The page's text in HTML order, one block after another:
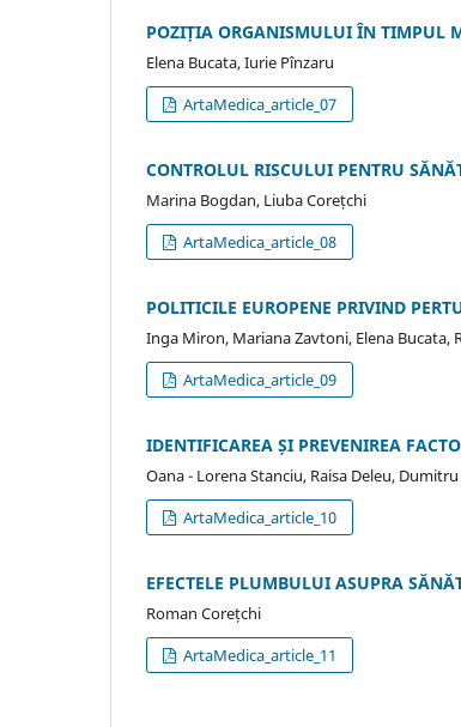
POZIȚIA ORGANISMULUI ÎN TIMPUL
Elena Bucata, Iurie Pînzaru
ArtaMedica_article_07
CONTROLUL RISCULUI PENTRU
Marina Bogdan, Liuba Corețchi
ArtaMedica_article_08
POLITICILE EUROPENE PRIVIND
Inga Miron, Mariana Zavtoni, Elena Bucata,
ArtaMedica_article_09
IDENTIFICAREA ȘI PREVENIREA
Oana - Lorena Stanciu, Raisa Deleu,
ArtaMedica_article_10
EFECTELE PLUMBULUI ASUPRA
Roman Corețchi
ArtaMedica_article_11